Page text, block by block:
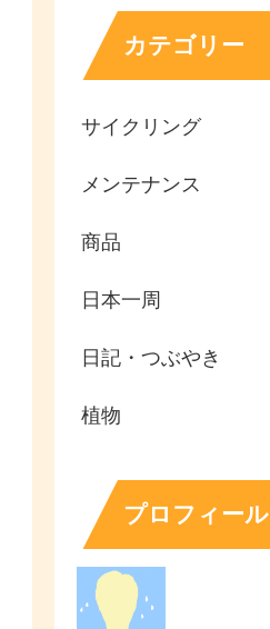
カテゴリー
サイクリング
メンテナンス
商品
日本一周
日記・つぶやき
植物
プロフィール